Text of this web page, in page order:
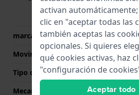
marca del movimiento
Miyota
Movimiento suizo
No
Tipo de pantalla
Mecanismo
Cuarzo
activan automáticamente;
clic en "aceptar todas las
también aceptas las
opcionales. Si quieres
qué cookies activas, haz
"configuración de
Aceptar todo